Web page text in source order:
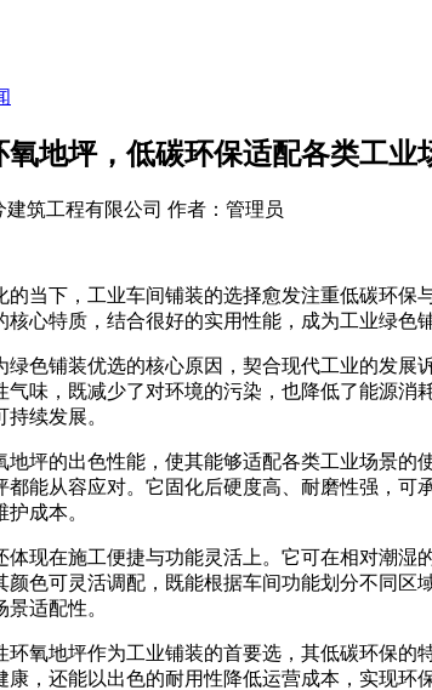
地坪，低碳环保适配各类工业
建筑工程有限公司 作者：管理员
的当下，工业车间铺装的选择愈发注重低碳环
心特质，结合很好的实用性能，成为工业绿
绿色铺装优选的核心原因，契合现代工业的发
味，既减少了对环境的污染，也降低了能源
续发展。
地坪的出色性能，使其能够适配各类工业场景
都能从容应对。它固化后硬度高、耐磨性强，
成本。
体现在施工便捷与功能灵活上。它可在相对潮
色可灵活调配，既能根据车间功能划分不同
适配性。
环氧地坪作为工业铺装的首要选，其低碳环保
，还能以出色的耐用性降低运营成本，实现